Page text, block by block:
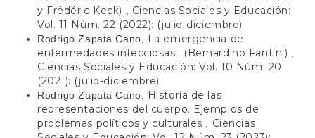
y Frédéric Keck) , Ciencias Sociales y Educación:
Vol. 11 Núm. 22 (2022): (julio-diciembre)
Rodrigo Zapata Cano, La emergencia de
enfermedades infecciosas.: (Bernardino Fantini) ,
Ciencias Sociales y Educación: Vol. 10 Núm. 20
(2021): (julio-diciembre)
Rodrigo Zapata Cano, Historia de las
representaciones del cuerpo. Ejemplos de
problemas políticos y culturales , Ciencias